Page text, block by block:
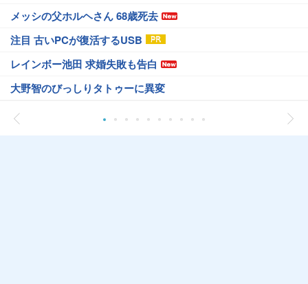
メッシの父ホルヘさん 68歳死去
注目 古いPCが復活するUSB
レインボー池田 求婚失敗も告白
大野智のびっしりタトゥーに異変